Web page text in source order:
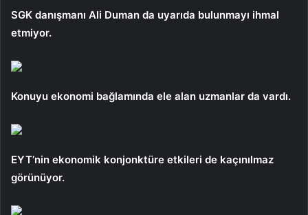
SGK danışmanı Ali Duman da uyarıda bulunmayı ihmal
etmiyor.
Konuyu ekonomi bağlamında ele alan uzmanlar da vardı.
EYT’nin ekonomik konjonktüre etkileri de kaçınılmaz
görünüyor.